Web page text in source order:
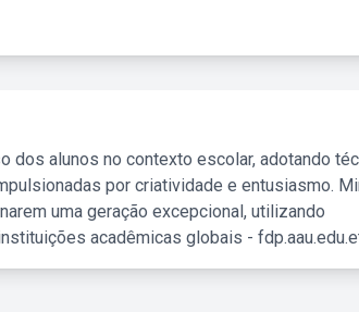
dos alunos no contexto escolar, adotando
por criatividade e entusiasmo.
uma geração excepcional, utilizando
acadêmicas globais -